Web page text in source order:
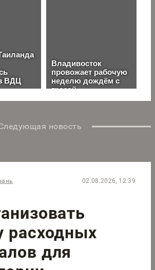
новость
02.08.2026, 12:39
расходных
для